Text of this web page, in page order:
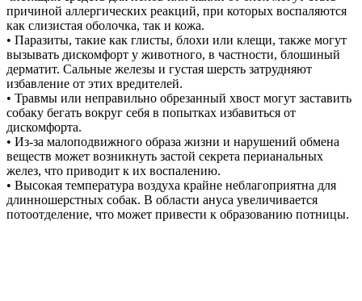
причиной аллергических реакций, при которых воспаляются
как слизистая оболочка, так и кожа.
• Паразиты, такие как глисты, блохи или клещи, также могут
вызывать дискомфорт у животного, в частности, блошиный
дерматит. Сальные железы и густая шерсть затрудняют
избавление от этих вредителей.
• Травмы или неправильно обрезанный хвост могут заставить
собаку бегать вокруг себя в попытках избавиться от
дискомфорта.
• Из-за малоподвижного образа жизни и нарушений обмена
веществ может возникнуть застой секрета перианальных
желез, что приводит к их воспалению.
• Высокая температура воздуха крайне неблагоприятна для
длинношерстных собак. В области ануса увеличивается
потоотделение, что может привести к образованию потницы.